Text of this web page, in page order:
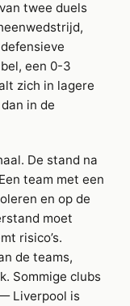
twee duels
een 0-3
zich in lagere
in de
De stand na
team met een
en op de
moet
risico’s.
de teams,
Sommige clubs
Liverpool is